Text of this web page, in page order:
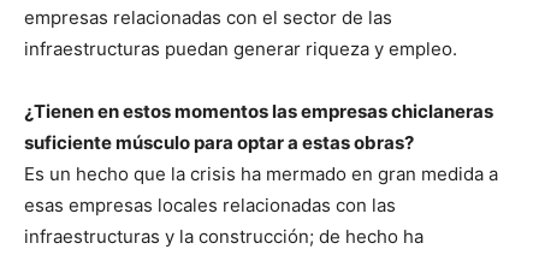
empresas relacionadas con el sector de las
infraestructuras puedan generar riqueza y empleo.
¿Tienen en estos momentos las empresas chiclaneras
suficiente músculo para optar a estas obras?
Es un hecho que la crisis ha mermado en gran medida a
esas empresas locales relacionadas con las
infraestructuras y la construcción; de hecho ha